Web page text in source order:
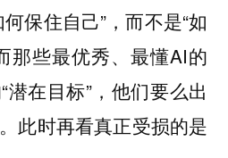
保住自己”，而不是“如
那些最优秀、最懂AI的
潜在目标”，他们要么出
此时再看真正受损的是